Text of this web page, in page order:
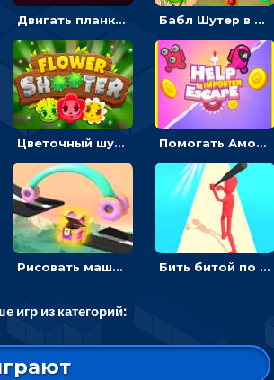
Двигать планку и бить шариком по цветным блокам - гиперказуальная Бабл Шутер в джунглях: стрелять шариками по цветным целям
Цветочный шутер: стрелять пчелками по цветам Помогать Амонг Ас бежать из комнаты через преграды - приключения
Рисовать машину и выигрывать гонку - для мальчиков Бить битой по шарику, чтобы сбивать кубики с буквами на пути к финишу - 3D
игр из категорий: